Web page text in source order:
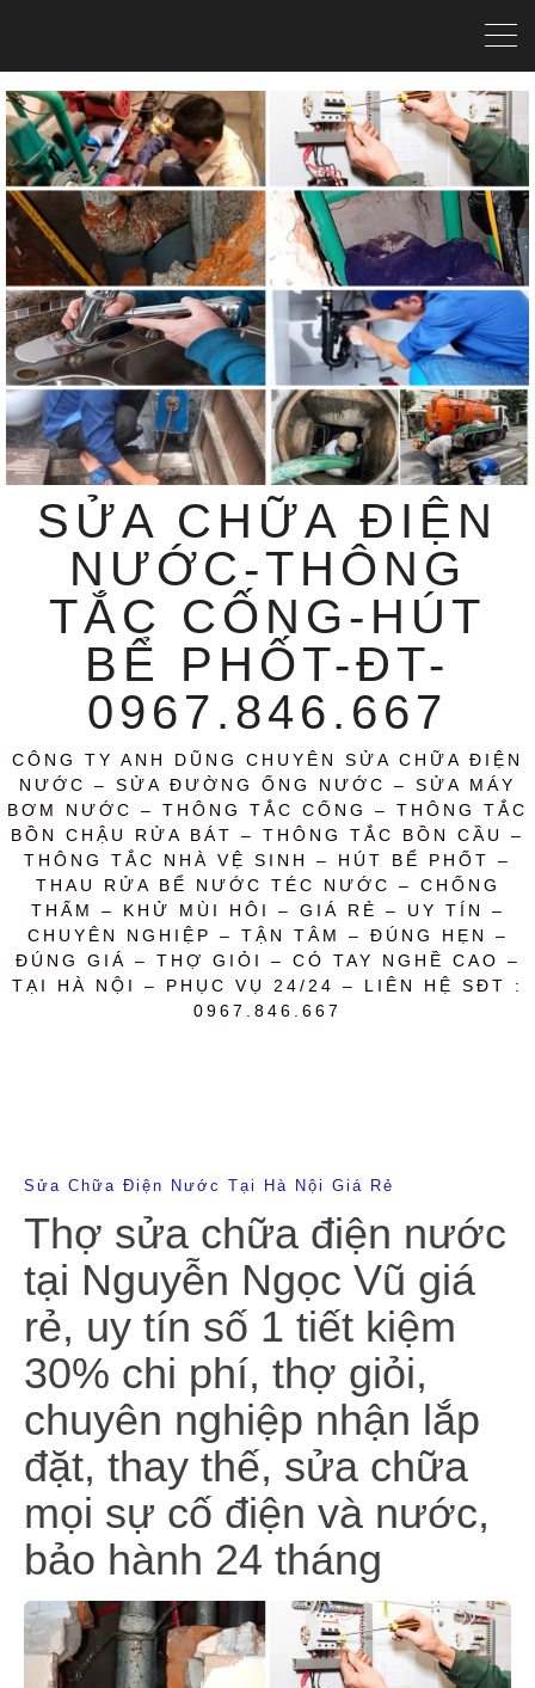
SỬA CHỮA ĐIỆN
NƯỚC-THÔNG
TẮC CỐNG-HÚT
BỂ PHỐT-ĐT-
0967.846.667
CÔNG TY ANH DŨNG CHUYÊN SỬA CHỮA ĐIỆN
NƯỚC – SỬA ĐƯỜNG ỐNG NƯỚC – SỬA MÁY
BƠM NƯỚC – THÔNG TẮC CỐNG – THÔNG TẮC
BỒN CHẬU RỬA BÁT – THÔNG TẮC BỒN CẦU –
THÔNG TẮC NHÀ VỆ SINH – HÚT BỂ PHỐT –
THAU RỬA BỂ NƯỚC TÉC NƯỚC – CHỐNG
THẤM – KHỬ MÙI HÔI – GIÁ RẺ – UY TÍN –
CHUYÊN NGHIỆP – TẬN TÂM – ĐÚNG HẸN –
ĐÚNG GIÁ – THỢ GIỎI – CÓ TAY NGHỀ CAO –
TẠI HÀ NỘI – PHỤC VỤ 24/24 – LIÊN HỆ SĐT :
0967.846.667
Sửa Chữa Điện Nước Tại Hà Nội Giá Rẻ
Thợ sửa chữa điện nước
tại Nguyễn Ngọc Vũ giá
rẻ, uy tín số 1 tiết kiệm
30% chi phí, thợ giỏi,
chuyên nghiệp nhận lắp
đặt, thay thế, sửa chữa
mọi sự cố điện và nước,
bảo hành 24 tháng